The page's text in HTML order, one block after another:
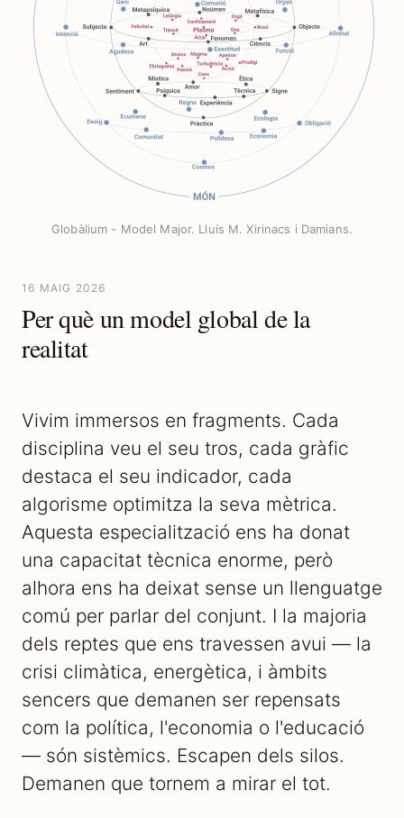
Globàlium - Model Major. Lluís M. Xirinacs i Damians.
16 MAIG 2026
Per què un model global de la
realitat
Vivim immersos en fragments. Cada
disciplina veu el seu tros, cada gràfic
destaca el seu indicador, cada
algorisme optimitza la seva mètrica.
Aquesta especialització ens ha donat
una capacitat tècnica enorme, però
alhora ens ha deixat sense un llenguatge
comú per parlar del conjunt. I la majoria
dels reptes que ens travessen avui — la
crisi climàtica, energètica, i àmbits
sencers que demanen ser repensats
com la política, l'economia o l'educació
— són sistèmics. Escapen dels silos.
Demanen que tornem a mirar el tot.